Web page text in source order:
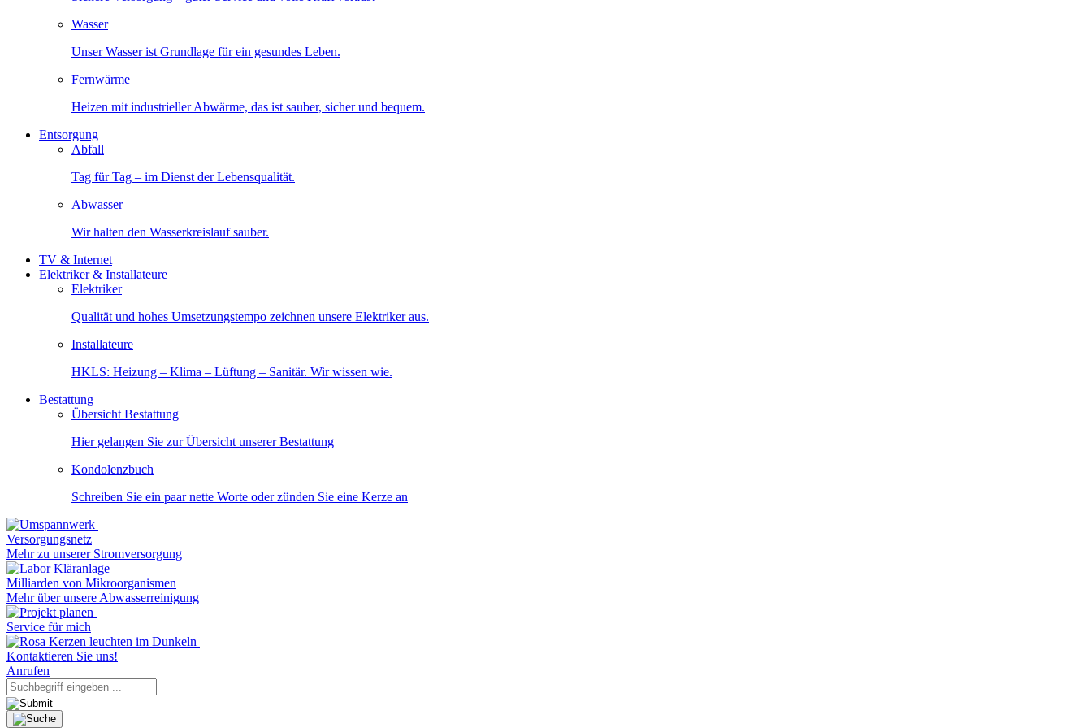
Wasser
Unser Wasser ist Grundlage für ein gesundes Leben.
Fernwärme
Heizen mit industrieller Abwärme, das ist sauber, sicher und bequem.
Entsorgung
Abfall
Tag für Tag – im Dienst der Lebensqualität.
Abwasser
Wir halten den Wasserkreislauf sauber.
TV & Internet
Elektriker & Installateure
Elektriker
Qualität und hohes Umsetzungstempo zeichnen unsere Elektriker aus.
Installateure
HKLS: Heizung – Klima – Lüftung – Sanitär. Wir wissen wie.
Bestattung
Übersicht Bestattung
Hier gelangen Sie zur Übersicht unserer Bestattung
Kondolenzbuch
Schreiben Sie ein paar nette Worte oder zünden Sie eine Kerze an
Versorgungsnetz
Mehr zu unserer Stromversorgung
Milliarden von Mikroorganismen
Mehr über unsere Abwasserreinigung
Service für mich
Kontaktieren Sie uns!
Anrufen